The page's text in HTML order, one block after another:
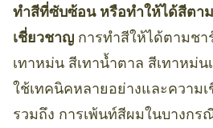
ทำสีที่ซับซ้อน หรือทำให้ได้สีตา
เชี่ยวชาญ การทำสีให้ได้ตามช
เทาหม่น สีเทาน้ำตาล สีเทาหม่น
ใช้เทคนิคหลายอย่างและความ
รวมถึง การเพ้นท์สีผมในบางก